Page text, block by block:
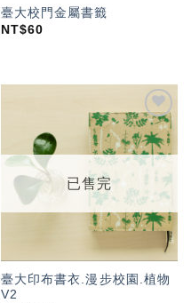
臺大校門金屬書籤
NT$60
加入
「願
望輕
單」
已售完
臺大印布書衣.漫步校園.植物
V2